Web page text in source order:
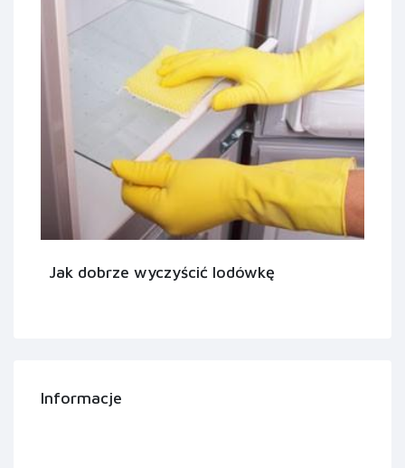
Jak dobrze wyczyścić lodówkę
Informacje